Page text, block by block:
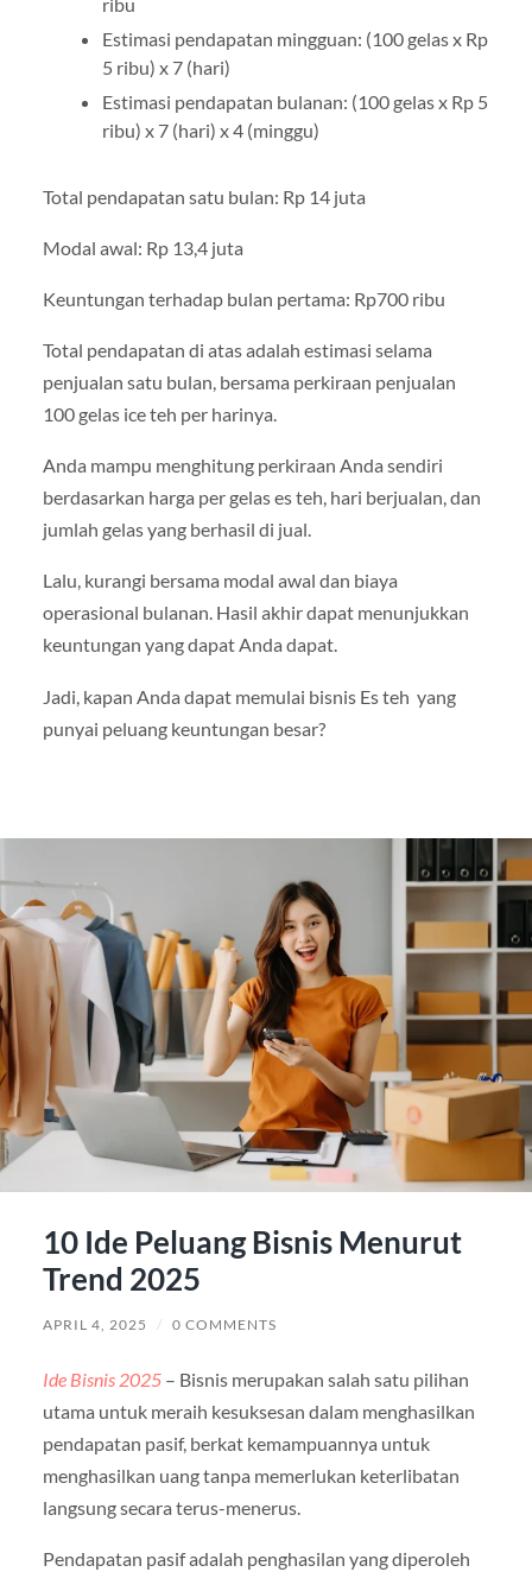
Estimasi pendapatan mingguan: (100 gelas x Rp
5 ribu) x 7 (hari)
Estimasi pendapatan bulanan: (100 gelas x Rp 5
ribu) x 7 (hari) x 4 (minggu)
Total pendapatan satu bulan: Rp 14 juta
Modal awal: Rp 13,4 juta
Keuntungan terhadap bulan pertama: Rp700 ribu
Total pendapatan di atas adalah estimasi selama
penjualan satu bulan, bersama perkiraan penjualan
100 gelas ice teh per harinya.
Anda mampu menghitung perkiraan Anda sendiri
berdasarkan harga per gelas es teh, hari berjualan, dan
jumlah gelas yang berhasil di jual.
Lalu, kurangi bersama modal awal dan biaya
operasional bulanan. Hasil akhir dapat menunjukkan
keuntungan yang dapat Anda dapat.
Jadi, kapan Anda dapat memulai bisnis Es teh yang
punyai peluang keuntungan besar?
10 Ide Peluang Bisnis Menurut
Trend 2025
APRIL 4, 2025 / 0 COMMENTS
Ide Bisnis 2025– Bisnis merupakan salah satu pilihan
utama untuk meraih kesuksesan dalam menghasilkan
pendapatan pasif, berkat kemampuannya untuk
menghasilkan uang tanpa memerlukan keterlibatan
langsung secara terus-menerus.
Pendapatan pasif adalah penghasilan yang diperoleh